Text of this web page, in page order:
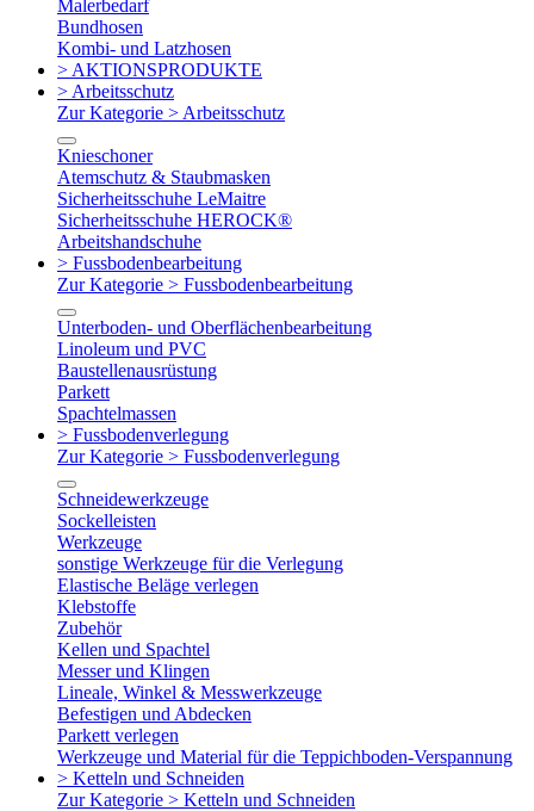
Malerbedarf
Bundhosen
Kombi- und Latzhosen
> AKTIONSPRODUKTE
> Arbeitsschutz
Zur Kategorie > Arbeitsschutz
Knieschoner
Atemschutz & Staubmasken
Sicherheitsschuhe LeMaitre
Sicherheitsschuhe HEROCK®
Arbeitshandschuhe
> Fussbodenbearbeitung
Zur Kategorie > Fussbodenbearbeitung
Unterboden- und Oberflächenbearbeitung
Linoleum und PVC
Baustellenausrüstung
Parkett
Spachtelmassen
> Fussbodenverlegung
Zur Kategorie > Fussbodenverlegung
Schneidewerkzeuge
Sockelleisten
Werkzeuge
sonstige Werkzeuge für die Verlegung
Elastische Beläge verlegen
Klebstoffe
Zubehör
Kellen und Spachtel
Messer und Klingen
Lineale, Winkel & Messwerkzeuge
Befestigen und Abdecken
Parkett verlegen
Werkzeuge und Material für die Teppichboden-Verspannung
> Ketteln und Schneiden
Zur Kategorie > Ketteln und Schneiden